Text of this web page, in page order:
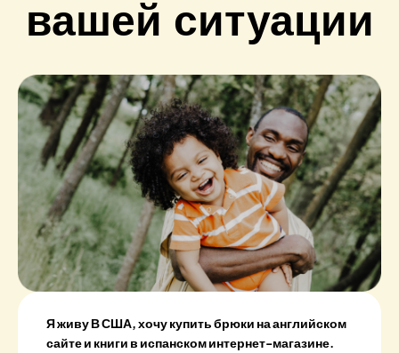
вашей ситуации
Я живу В США, хочу купить брюки на английском
сайте и книги в испанском интернет-магазине.